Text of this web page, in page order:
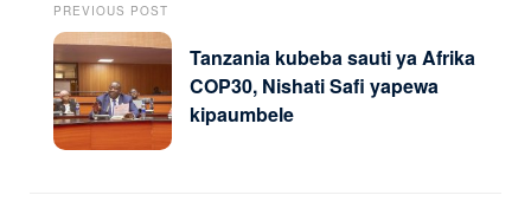
PREVIOUS POST
Tanzania kubeba sauti ya Afrika
COP30, Nishati Safi yapewa
kipaumbele